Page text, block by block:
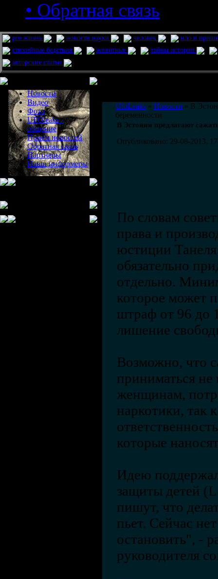
• Обратная связь
pro жизнь новости науки человек
нло и
стихийные бедствия
животные
тайны истории
авторские статьи
Новости
Видео
Фото
UFOleaks -
общение
Прием новостей
Обратная связь
Партнеры
Наши информеры
UfoLeaks » Новости » В
беременности
В Эстонии предлагают
Опубликовано: 29-08-2013,
По словам
права и
юстиции
обязательно
отдельно.
которое может
штраф от 96 до
лишение
Возможно, что
приниматься
женщинам,
наркотики, так
которые
Идею
защиты детей
пишут, что
пьет. Сейчас
остановить", -
руководителя